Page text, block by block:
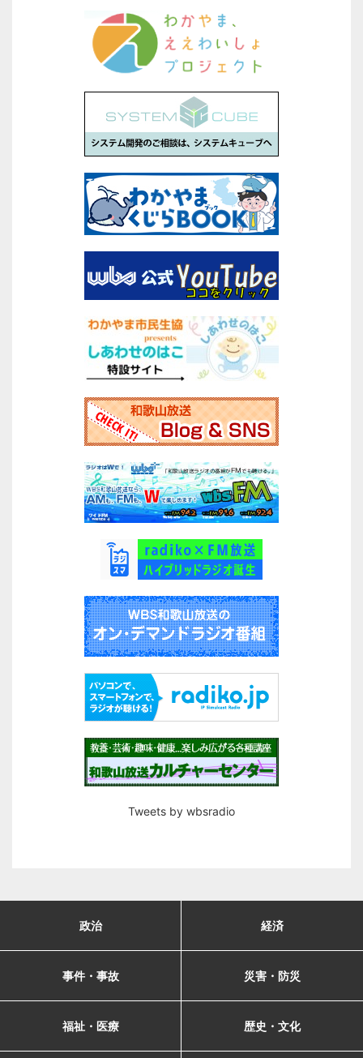
Tweets by wbsradio
政治 経済
事件・事故 災害・防災
福祉・医療 歴史・文化